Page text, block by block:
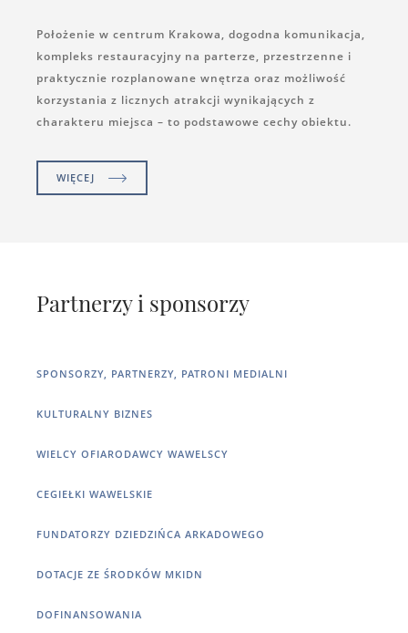
Położenie w centrum Krakowa, dogodna komunikacja,
kompleks restauracyjny na parterze, przestrzenne i
praktycznie rozplanowane wnętrza oraz możliwość
korzystania z licznych atrakcji wynikających z
charakteru miejsca – to podstawowe cechy obiektu.
WIĘCEJ
Partnerzy i sponsorzy
SPONSORZY, PARTNERZY, PATRONI MEDIALNI
KULTURALNY BIZNES
WIELCY OFIARODAWCY WAWELSCY
CEGIEŁKI WAWELSKIE
FUNDATORZY DZIEDZIŃCA ARKADOWEGO
DOTACJE ZE ŚRODKÓW MKIDN
DOFINANSOWANIA